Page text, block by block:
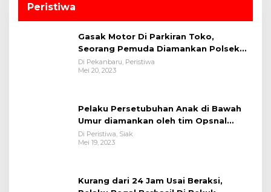
Peristiwa
Gasak Motor Di Parkiran Toko,
Seorang Pemuda Diamankan Polsek
Bukit Raya
Di Pekanbaru, Peristiwa
Mei 20, 2023
Pelaku Persetubuhan Anak di Bawah
Umur diamankan oleh tim Opsnal
Polsek Tualang-Polres Siak-Polda Riau
Di Peristiwa, Siak
Mei 19, 2023
Kurang dari 24 Jam Usai Beraksi,